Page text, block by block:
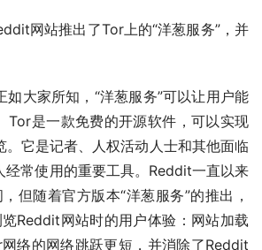
网站推出了Tor上的“洋葱服务”，并
如大家所知，“洋葱服务”可以让用户能
Tor是一款免费的开源软件，可以实现
。它是记者、人权活动人士和其他面临
经常使用的重要工具。Reddit一直以来
但随着官方版本“洋葱服务”的推出，
Reddit网站时的用户体验：网站加载
络的网络跳跃更短，并消除了Reddit